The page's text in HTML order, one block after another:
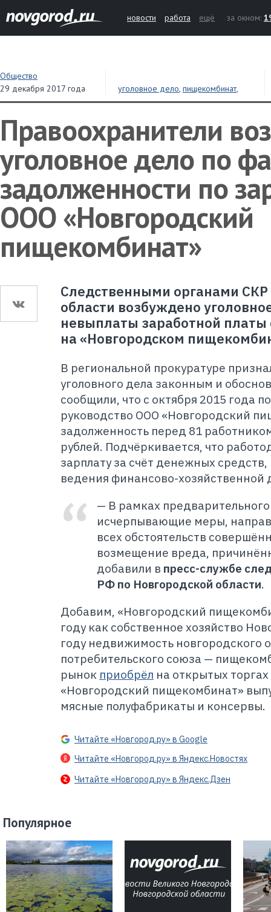
новости работа ещё за окном:
Общество
29 декабря 2017 года
уголовное дело, пищекомбинат,
долги,зарплата
Правоохранители
уголовное дело по
задолженности по
ООО «Новгородский
пищекомбинат»
Следственными органами СКР
области возбуждено
невыплаты заработной
на «Новгородском
В региональной прокуратуре
уголовного дела законным и
сообщили, что с октября 2015 года
руководство ООО «Новгородский
задолженность перед 81
рублей. Подчёркивается, что
зарплату за счёт денежных средств,
ведения финансово-хозяйственной
— В рамках
исчерпывающие меры,
всех обстоятельств
возмещение вреда,
добавили в пресс-службе
РФ по Новгородской области.
Добавим, «Новгородский
году как собственное хозяйство
году недвижимость новгородского
потребительского союза —
рынок приобрёл на открытых
«Новгородский пищекомбинат»
мясные полуфабрикаты и консервы.
Читайте «Новгород.ру» в Google
Читайте «Новгород.ру» в Яндекс.Новостях
Читайте «Новгород.ру» в Яндекс.Дзен
Популярное